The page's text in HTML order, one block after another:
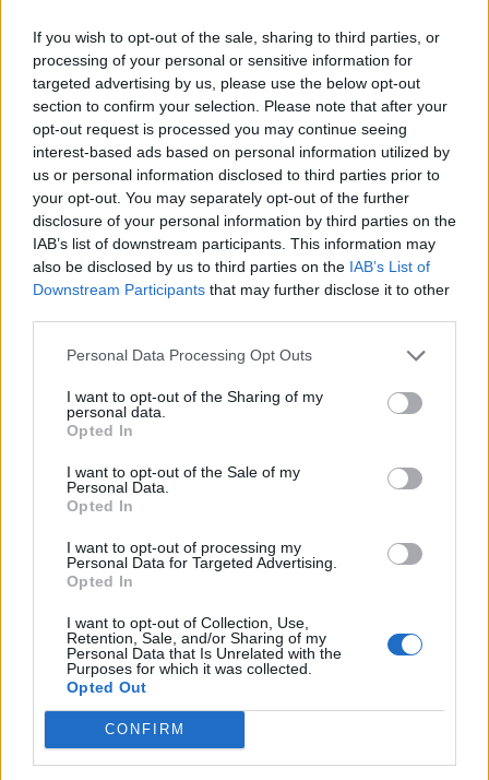
If you wish to opt-out of the sale, sharing to third parties, or
processing of your personal or sensitive information for
targeted advertising by us, please use the below opt-out
section to confirm your selection. Please note that after your
opt-out request is processed you may continue seeing
interest-based ads based on personal information utilized by
us or personal information disclosed to third parties prior to
your opt-out. You may separately opt-out of the further
disclosure of your personal information by third parties on the
IAB’s list of downstream participants. This information may
also be disclosed by us to third parties on the IAB’s List of
Downstream Participants that may further disclose it to other
Personal Data Processing Opt Outs
I want to opt-out of the Sharing of my
personal data.
Opted In
I want to opt-out of the Sale of my
Personal Data.
Opted In
I want to opt-out of processing my
Personal Data for Targeted Advertising.
Opted In
I want to opt-out of Collection, Use,
Retention, Sale, and/or Sharing of my
Personal Data that Is Unrelated with the
Purposes for which it was collected.
Opted Out
CONFIRM
Családtámogatások 2019. július 1-től(millió
forint, vastag betűvel az újdonságok)
1
gyermek
2
gyermek
gyermek
VISSZA NEM TÉRÍTENDŐ TÁMOGATÁS
CSOK új építésű
0,6 2,6 10
CSOK használt ingatlan
kistelepülés)*, vagy
0,6 2,2
vásárlására, bővítésére
és/vagy
(kistelepülés)*
Jelzáloghitel-
elengedés**
Diákhitel-elengedés** 0
Tartozás
Újautó-vásárlási
támogatás*
0